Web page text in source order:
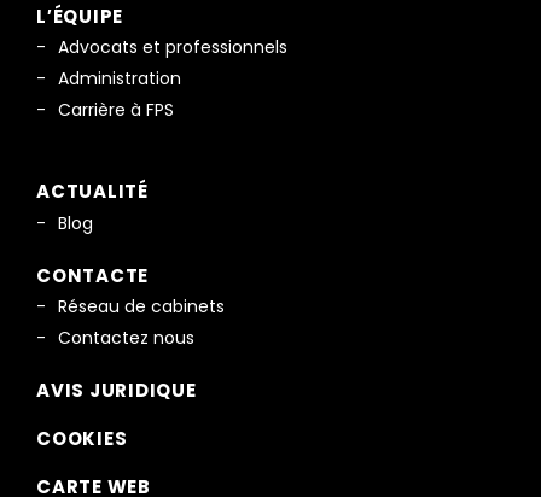
L′ÉQUIPE
Advocats et professionnels
Administration
Carrière à FPS
ACTUALITÉ
Blog
CONTACTE
Réseau de cabinets
Contactez nous
AVIS JURIDIQUE
COOKIES
CARTE WEB